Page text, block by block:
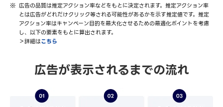
広告の品質は推定アクション率などをもとに決定されます。推定アクション率
とは広告がどれだけクリック等される可能性があるかを示す推定値です。推定
アクション率はキャンペーン目的を最大化させるための最適化ポイントを考慮
し、以下の要素をもとに算出されます。
＞詳細はこちら
広告が表示されるまでの流れ